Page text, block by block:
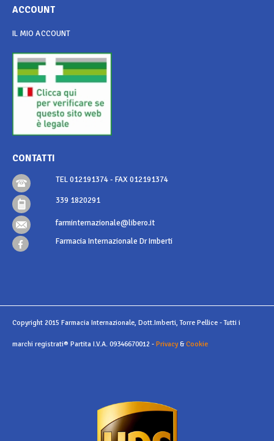
ACCOUNT
IL MIO ACCOUNT
CONTATTI
TEL 012191374 - FAX 012191374
339 1820291
farminternazionale@libero.it
Farmacia Internazionale Dr Imberti
Copyright 2015 Farmacia Internazionale, Dott.Imberti, Torre Pellice - Tutti i
marchi registrati® Partita I.V.A. 09346670012 - Privacy&Cookie